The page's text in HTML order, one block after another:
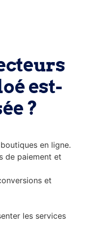
vous formons
ça coûte un site
est-
?
en ligne.
de paiement et
et
les services